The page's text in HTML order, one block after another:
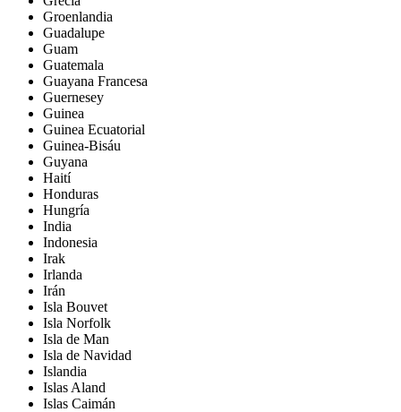
Groenlandia
Guadalupe
Guam
Guatemala
Guayana Francesa
Guernesey
Guinea
Guinea Ecuatorial
Guinea-Bisáu
Guyana
Haití
Honduras
Hungría
India
Indonesia
Irak
Irlanda
Irán
Isla Bouvet
Isla Norfolk
Isla de Man
Isla de Navidad
Islandia
Islas Aland
Islas Caimán